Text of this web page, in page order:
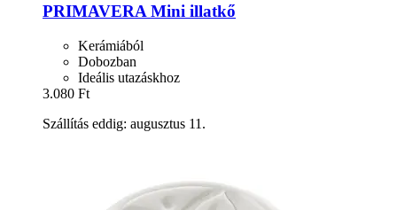
PRIMAVERA Mini illatkő
Kerámiából
Dobozban
Ideális utazáskhoz
3.080 Ft
Szállítás eddig: augusztus 11.